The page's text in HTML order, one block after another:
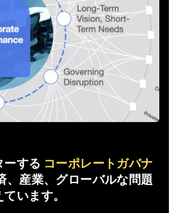
ーする コーポレートガバナ
、産業、グローバルな問題
います。